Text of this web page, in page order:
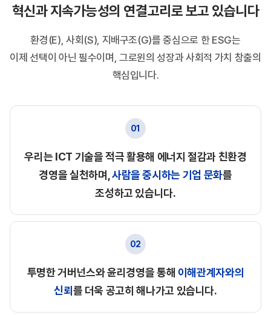
혁신과 지속가능성의 연결고리로 보고 있습니다
환경(E), 사회(S), 지배구조(G)를 중심으로 한 ESG는
이제 선택이 아닌 필수이며, 그로윈의 성장과 사회적 가치 창출의
핵심입니다.
01
우리는 ICT 기술을 적극 활용해 에너지 절감과 친환경
경영을 실천하며, 사람을 중시하는 기업 문화를
조성하고 있습니다.
02
투명한 거버넌스와 윤리경영을 통해 이해관계자와의
신뢰 를 더욱 공고히 해나가고 있습니다.